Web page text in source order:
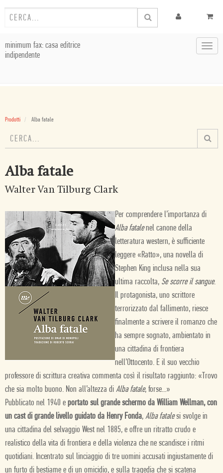
minimum fax: casa editrice
indipendente
Prodotti Alba fatale
Alba fatale
Walter Van Tilburg Clark
Per comprendere l’importanza di
Alba fatalenel canone della
letteratura western, è sufficiente
leggere «Ratto», una novella di
Stephen King inclusa nella sua
ultima raccolta, Se scorre il sangue.
Il protagonista, uno scrittore
terrorizzato dal fallimento, riesce
finalmente a scrivere il romanzo che
ha sempre sognato, ambientato in
una cittadina di frontiera
nell’Ottocento. E il suo vecchio
professore di scrittura creativa commenta così il risultato raggiunto: «Trovo
che sia molto buono. Non all’altezza di Alba fatale, forse...»
Pubblicato nel 1940 e portato sul grande schermo da William Wellman, con
un cast di grande livello guidato da Henry Fonda, Alba fatalesi svolge in
una cittadina del selvaggio West nel 1885, e offre un ritratto crudo e
realistico della vita di frontiera e della violenza che ne scandisce i ritmi
quotidiani. Incentrato sul linciaggio di tre uomini accusati ingiustamente di
un furto di bestiame e di un omicidio, e sulla tragedia che si scatena